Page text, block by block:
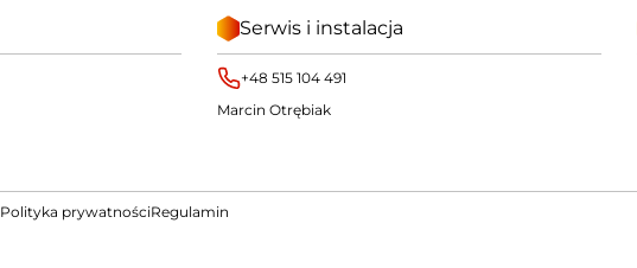
Serwis i instalacja
+48 515 104 491
Marcin Otrębiak
Polityka prywatnościRegulamin